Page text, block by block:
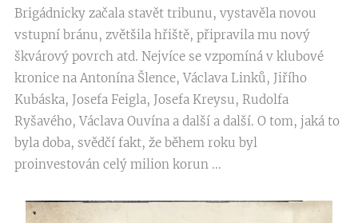
Brigádnicky začala stavět tribunu, vystavěla novou
vstupní bránu, zvětšila hřiště, připravila mu nový
škvárový povrch atd. Nejvíce se vzpomíná v klubové
kronice na Antonína Šlence, Václava Linků, Jiřího
Kubáska, Josefa Feigla, Josefa Kreysu, Rudolfa
Ryšavého, Václava Ouvína a další a další. O tom, jaká to
byla doba, svědčí fakt, že během roku byl
proinvestován celý milion korun ...